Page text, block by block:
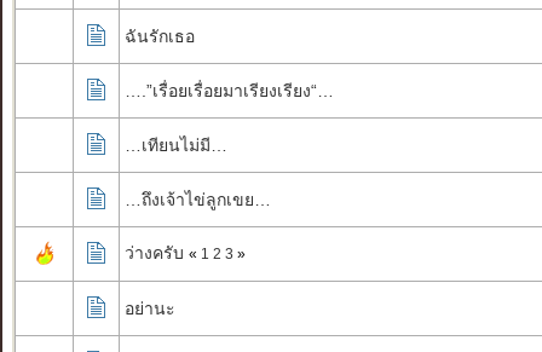
ฉันรักเธอ
….”เรื่อยเรื่อยมาเรียงเรียง“…
…เทียนไม่มี…
…ถึงเจ้าไข่ลูกเขย…
ว่างครับ « 1 2 3 »
อย่านะ